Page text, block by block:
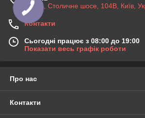
03045, Столичне шосе, 104B, Київ,
Контакти
Сьогодні працює з 08:00 до 19:00
Показати весь графік роботи
Про нас
Контакти